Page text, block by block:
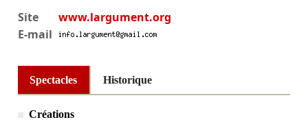
Site
www.largument.org
E-mail
Spectacles Historique
Créations